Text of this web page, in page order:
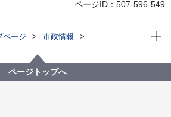
ページID：507-596-549
ページ
市政情報
イルス感染症による新たな市内の患者確
現在
ページトップへ